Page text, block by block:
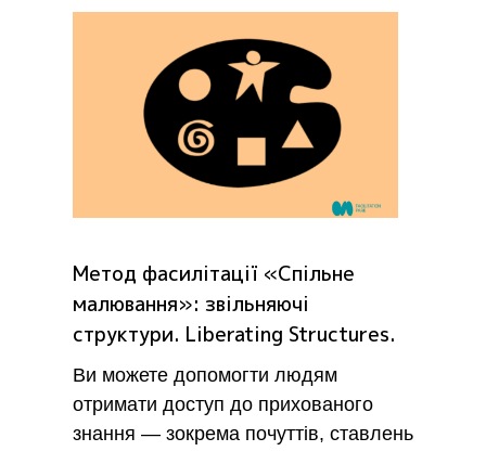
Метод фасилітації «Спільне
малювання»: звільняючі
структури. Liberating Structures.
Ви можете допомогти людям
отримати доступ до прихованого
знання — зокрема почуттів, ставлень